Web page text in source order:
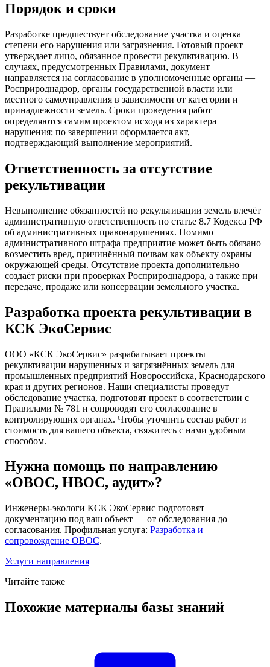
Порядок и сроки
Разработке предшествует обследование участка и оценка
степени его нарушения или загрязнения. Готовый проект
утверждает лицо, обязанное провести рекультивацию. В
случаях, предусмотренных Правилами, документ
направляется на согласование в уполномоченные органы —
Росприроднадзор, органы государственной власти или
местного самоуправления в зависимости от категории и
принадлежности земель. Сроки проведения работ
определяются самим проектом исходя из характера
нарушения; по завершении оформляется акт,
подтверждающий выполнение мероприятий.
Ответственность за отсутствие
рекультивации
Невыполнение обязанностей по рекультивации земель влечёт
административную ответственность по статье 8.7 Кодекса РФ
об административных правонарушениях. Помимо
административного штрафа предприятие может быть обязано
возместить вред, причинённый почвам как объекту охраны
окружающей среды. Отсутствие проекта дополнительно
создаёт риски при проверках Росприроднадзора, а также при
передаче, продаже или консервации земельного участка.
Разработка проекта рекультивации в
КСК ЭкоСервис
ООО «КСК ЭкоСервис» разрабатывает проекты
рекультивации нарушенных и загрязнённых земель для
промышленных предприятий Новороссийска, Краснодарского
края и других регионов. Наши специалисты проведут
обследование участка, подготовят проект в соответствии с
Правилами № 781 и сопроводят его согласование в
контролирующих органах. Чтобы уточнить состав работ и
стоимость для вашего объекта, свяжитесь с нами удобным
способом.
Нужна помощь по направлению
«ОВОС, НВОС, аудит»?
Инженеры-экологи КСК ЭкоСервис подготовят
документацию под ваш объект — от обследования до
согласования. Профильная услуга: Разработка и
сопровождение ОВОС.
Услуги направления
Читайте также
Похожие материалы базы знаний